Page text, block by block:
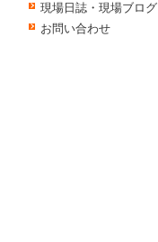
現場日誌・現場ブログ
お問い合わせ